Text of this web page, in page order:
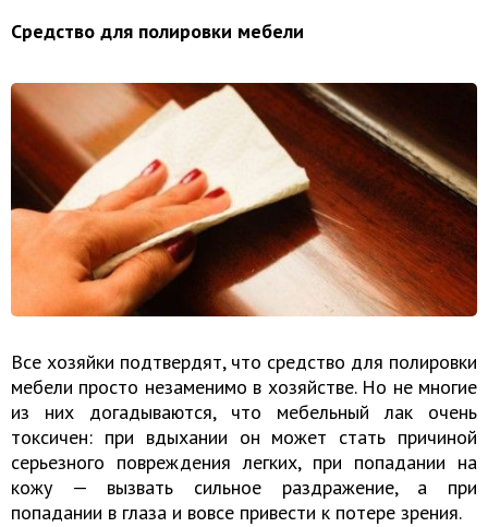
Средство для полировки мебели
Все хозяйки подтвердят, что средство для полировки
мебели просто незаменимо в хозяйстве. Но не многие
из них догадываются, что мебельный лак очень
токсичен: при вдыхании он может стать причиной
серьезного повреждения легких, при попадании на
кожу — вызвать сильное раздражение, а при
попадании в глаза и вовсе привести к потере зрения.